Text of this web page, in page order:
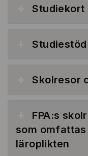
Studiekort
Studiestöd
Skolresor
FPA:s
som
läroplikten